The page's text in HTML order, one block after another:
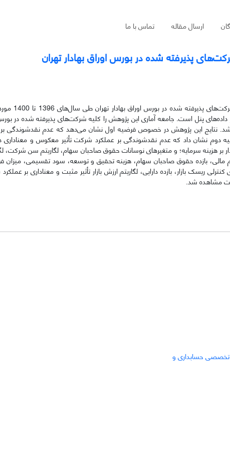
ارسال مقاله تماس با ما
پذیرفته شده در بورس اوراق بهادار تهران
در این پژوهش، تأثیر
پنل است. جامعه آماری این پژوهش را کلیه شرکت‌های پذیرفته شده در بورس
حذف سیستماتیک 90 شرکت انتخاب شد. نتایج این پژوهش در خصوص فرضیه اول نشان می‌دهد که عدم
نشان داد که عدم نقدشوندگی بر عملکرد شرکت تأثیر معکوس و معناداری
بر هزینه سرمایه؛ و متغیرهای نوسانات حقوق صاحبان سهام، لگاریتم سن
مالی، بازده حقوق صاحبان سهام، هزینه تحقیق و توسعه، سود‌ تقسیمی، میزان
ریسک بازار، بازده دارایی، لگاریتم ارزش بازار تأثیر مثبت و معناداری بر
مشاهده شد.
تخصصی حسابداری و